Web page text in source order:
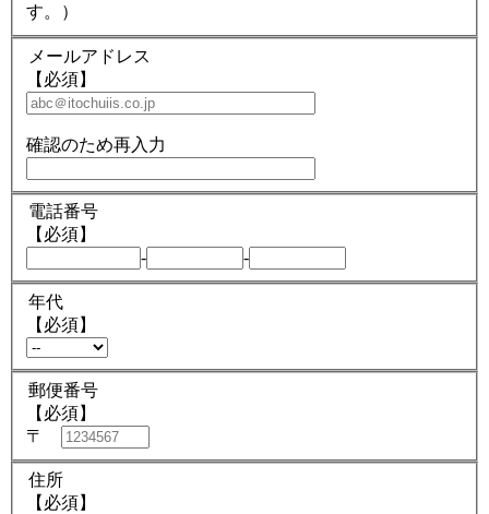
す。）
メールアドレス
【必須】
確認のため再入力
電話番号
【必須】
-
-
年代
【必須】
郵便番号
【必須】
〒
住所
【必須】